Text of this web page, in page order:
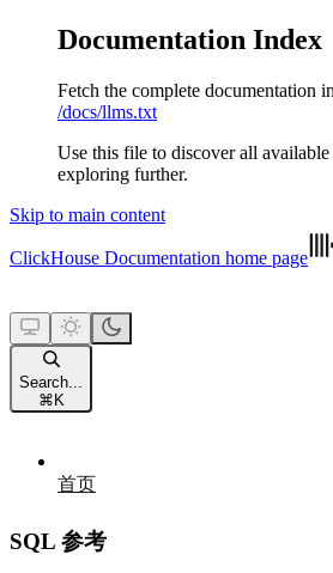
Documentation Index
Fetch the complete documentation
/docs/llms.txt
Use this file to discover all available
exploring further.
Skip to main content
ClickHouse Documentation home page
Search...
⌘ K
首页
SQL 参考